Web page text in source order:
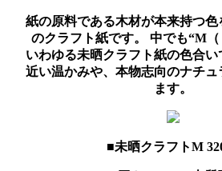
紙の原料である木材が本来持つ色
のクラフト紙です。 中でも“M
いわゆる未晒クラフト紙の色合
近い温かみや、本物志向のナチュ
ます。
■未晒クラフトM